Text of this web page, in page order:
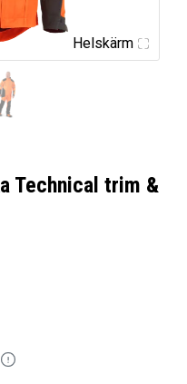
Helskärm
Technical trim &